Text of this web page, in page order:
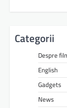
Categorii
Despre
English
Gadgets
News